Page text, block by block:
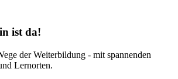
ist da!
der Weiterbildung - mit spannenden
Lernorten.